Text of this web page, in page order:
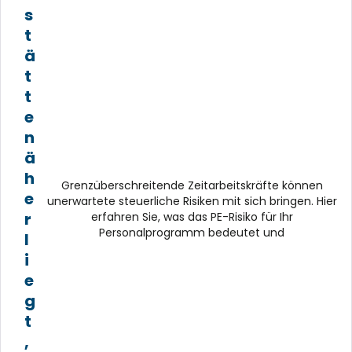
s
t
ä
t
t
e
n
ä
h
e
r
l
i
e
g
t
,
Grenzüberschreitende Zeitarbeitskräfte können
unerwartete steuerliche Risiken mit sich bringen. Hier
erfahren Sie, was das PE-Risiko für Ihr
Personalprogramm bedeutet und